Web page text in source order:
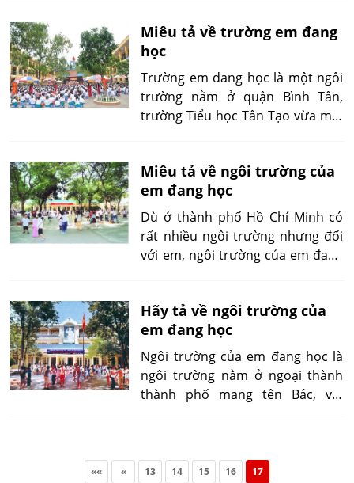
trường em đã gắn bó từ năm lớp
1 đến nay.
Miêu tả về trường em đang
học
Trường em đang học là một ngôi
trường nằm ở quận Bình Tân,
trường Tiểu học Tân Tạo vừa mới
Miêu tả về ngôi trường của
em đang học
Dù ở thành phố Hồ Chí Minh có
rất nhiều ngôi trường nhưng đối
với em, ngôi trường của em đang
Hãy tả về ngôi trường của
em đang học
Ngôi trường của em đang học là
ngôi trường nằm ở ngoại thành
thành phố mang tên Bác, với
«« « 13 14 15 16 17